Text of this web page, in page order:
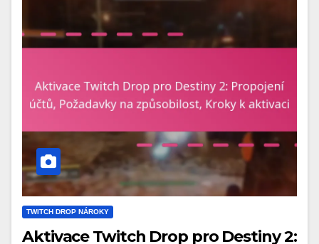
TWITCH DROP NÁROKY
Aktivace Twitch Drop pro Destiny 2: